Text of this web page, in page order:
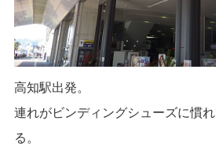
高知駅出発。
連れがビンディングシューズに慣
る。